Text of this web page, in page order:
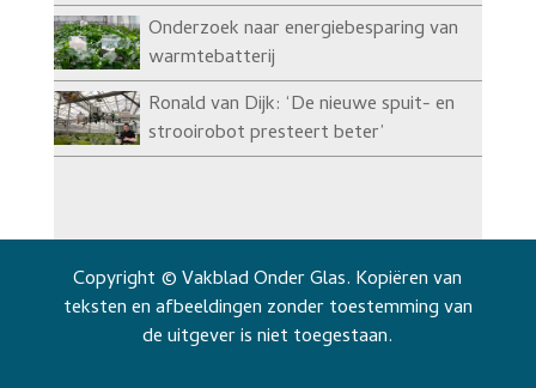
Onderzoek naar energiebesparing van
warmtebatterij
Ronald van Dijk: ‘De nieuwe spuit- en
strooirobot presteert beter’
Copyright © Vakblad Onder Glas. Kopiëren van
teksten en afbeeldingen zonder toestemming van
de uitgever is niet toegestaan.